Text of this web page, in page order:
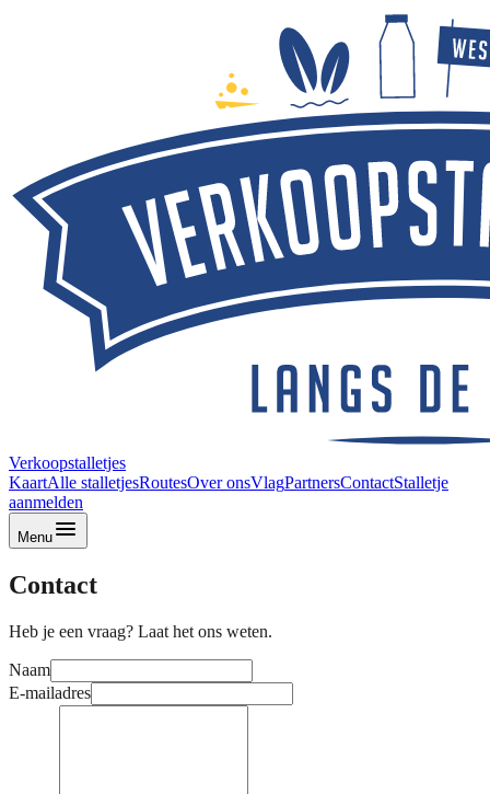
Verkoopstalletjes
KaartAlle stalletjesRoutesOver onsVlagPartnersContactStalletje
aanmelden
Menu
Contact
Heb je een vraag? Laat het ons weten.
Naam
E-mailadres